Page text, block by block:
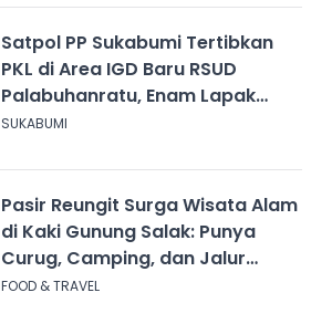
Satpol PP Sukabumi Tertibkan
PKL di Area IGD Baru RSUD
Palabuhanratu, Enam Lapak
Dibongkar Mandiri
SUKABUMI
Pasir Reungit Surga Wisata Alam
di Kaki Gunung Salak: Punya
Curug, Camping, dan Jalur
Pendakian
FOOD & TRAVEL